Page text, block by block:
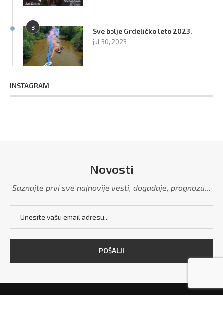
3 Sve bolje Grdeličko leto 2023.
jul 30, 2023
INSTAGRAM
Novosti
Saznajte prvi sve najnovije vesti, događaje, prognozu...